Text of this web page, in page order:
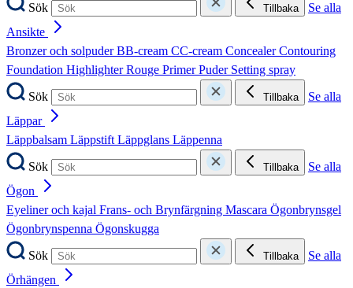
Sök Tillbaka
Se alla
Ansikte
Bronzer och solpuderBB-cream CC-cream ConcealerContouring
Foundation HighlighterRouge PrimerPuder Setting spray
Sök
Tillbaka
Se alla
Läppar
Läppbalsam LäppstiftLäppglans Läppenna
Sök
Tillbaka
Se alla
Ögon
Eyeliner och kajal Frans- och Brynfärgning Mascara Ögonbrynsgel
Ögonbrynspenna Ögonskugga
Sök
Tillbaka
Se alla
Örhängen